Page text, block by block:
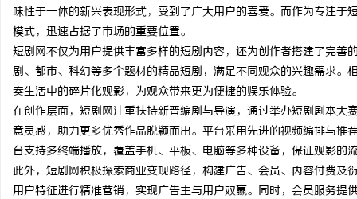
味性于一体的新兴表现形式，受到了广大用户的喜爱。而作为专注
模式，迅速占据了市场的重要位置。
短剧网不仅为用户提供丰富多样的短剧内容，还为创作者搭建了完
剧、都市、科幻等多个题材的精品短剧，满足不同观众的兴趣需求
奏生活中的碎片化观影，为观众带来更为便捷的娱乐体验。
在创作层面，短剧网注重扶持新晋编剧与导演，通过举办短剧剧本
意灵感，助力更多优秀作品脱颖而出。平台采用先进的视频编排与
台支持多终端播放，覆盖手机、平板、电脑等多种设备，保证观影的
此外，短剧网积极探索商业变现路径，构建广告、会员、内容付费
用户特征进行精准营销，实现广告主与用户双赢。同时，会员服务